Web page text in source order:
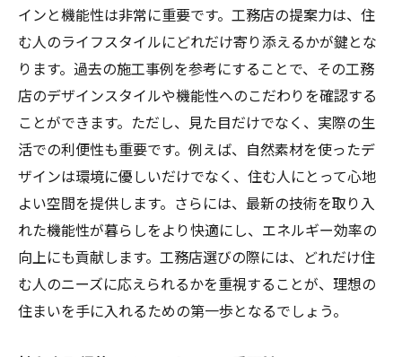
インと機能性は非常に重要です。工務店の提案力は、住
む人のライフスタイルにどれだけ寄り添えるかが鍵とな
ります。過去の施工事例を参考にすることで、その工務
店のデザインスタイルや機能性へのこだわりを確認する
ことができます。ただし、見た目だけでなく、実際の生
活での利便性も重要です。例えば、自然素材を使ったデ
ザインは環境に優しいだけでなく、住む人にとって心地
よい空間を提供します。さらには、最新の技術を取り入
れた機能性が暮らしをより快適にし、エネルギー効率の
向上にも貢献します。工務店選びの際には、どれだけ住
む人のニーズに応えられるかを重視することが、理想の
住まいを手に入れるための第一歩となるでしょう。